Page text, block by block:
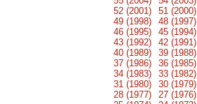
52 (2001)
51 (2000)
49 (1998)
48 (1997)
46 (1995)
45 (1994)
43 (1992)
42 (1991)
40 (1989)
39 (1988)
37 (1986)
36 (1985)
34 (1983)
33 (1982)
31 (1980)
30 (1979)
28 (1977)
27 (1976)